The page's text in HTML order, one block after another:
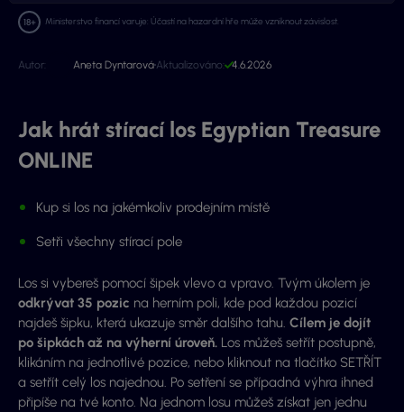
Ministerstvo financí varuje: Účastí na hazardní hře může vzniknout závislost.
Autor: Aneta Dyntarová Aktualizováno: 4.6.2026
Jak hrát stírací los Egyptian Treasure
ONLINE
Kup si los na jakémkoliv prodejním místě
Setři všechny stírací pole
Los si vybereš pomocí šipek vlevo a vpravo. Tvým úkolem je
odkrývat 35 pozic na herním poli, kde pod každou pozicí
najdeš šipku, která ukazuje směr dalšího tahu. Cílem je dojít
po šipkách až na výherní úroveň. Los můžeš setřít postupně,
klikáním na jednotlivé pozice, nebo kliknout na tlačítko SETŘÍT
a setřít celý los najednou. Po setření se případná výhra ihned
připíše na tvé konto. Na jednom losu můžeš získat jen jednu